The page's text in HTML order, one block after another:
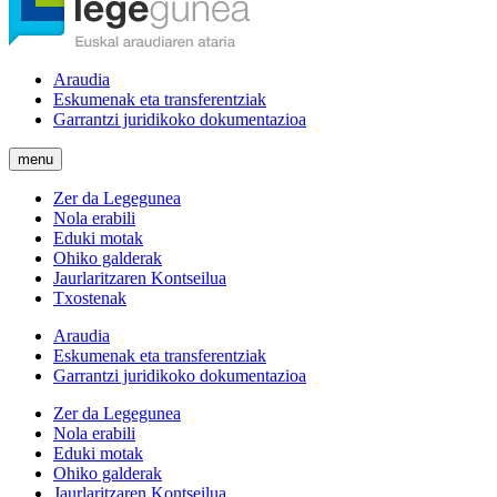
Araudia
Eskumenak eta transferentziak
Garrantzi juridikoko dokumentazioa
menu
Zer da Legegunea
Nola erabili
Eduki motak
Ohiko galderak
Jaurlaritzaren Kontseilua
Txostenak
Araudia
Eskumenak eta transferentziak
Garrantzi juridikoko dokumentazioa
Zer da Legegunea
Nola erabili
Eduki motak
Ohiko galderak
Jaurlaritzaren Kontseilua